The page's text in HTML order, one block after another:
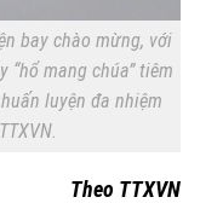
bay chào mừng, với
mang chúa” tiêm
luyện đa nhiệm
Theo TTXVN